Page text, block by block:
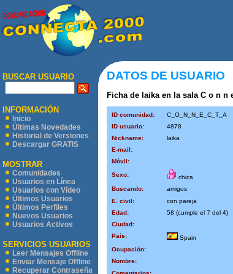
BUSCAR USUARIO
INFORMACIÓN
Inicio
Últimas Novedades
Historial de Versiones
Descargar GRATIS
MOSTRAR
Comunidades
Usuarios en Línea
Usuarios con Vídeo
Últimos Usuarios
Últimos Perfiles
Nuevos Usuarios
Usuarios Activos
SERVICIOS USUARIOS
Leer Mensajes Offline
Enviar Mensaje Offline
Recuperar Contraseña
DATOS DE USUARIO
Ficha de laika en la sala C o n n
ID comunidad: C_O_N_N_E_C_T_A
ID usuario:
4878
Nickname:
laika
E-mail:
Móvil:
Sexo:
chica
Buscando:
amigos
E. civil:
con pareja
Edad:
58 (cumple el 7 del 4)
Ciudad:
País:
Spain
Ocupación:
Nombre: